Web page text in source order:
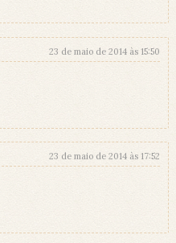
23 de maio de 2014 às 15:50
23 de maio de 2014 às 17:52